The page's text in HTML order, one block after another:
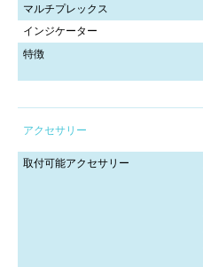
マルチプレックス
インジケーター
特徴
アクセサリー
取付可能アクセサリー